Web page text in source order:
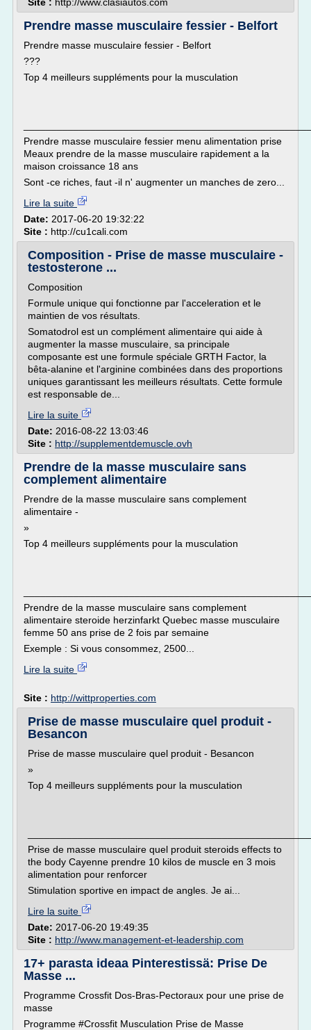
Prendre masse musculaire fessier - Belfort
Prendre masse musculaire fessier - Belfort
???
Top 4 meilleurs suppléments pour la musculation
Prendre masse musculaire fessier menu alimentation prise
Meaux prendre de la masse musculaire rapidement a la
maison croissance 18 ans
Sont -ce riches, faut -il n' augmenter un manches de zero...
Lire la suite
Date: 2017-06-20 19:32:22
Site : http://cu1cali.com
Composition - Prise de masse musculaire -
testosterone ...
Composition
Formule unique qui fonctionne par l'acceleration et le
maintien de vos résultats.
Somatodrol est un complément alimentaire qui aide à
augmenter la masse musculaire, sa principale
composante est une formule spéciale GRTH Factor, la
bêta-alanine et l'arginine combinées dans des proportions
uniques garantissant les meilleurs résultats. Cette formule
est responsable de...
Lire la suite
Date: 2016-08-22 13:03:46
Site : http://supplementdemuscle.ovh
Prendre de la masse musculaire sans
complement alimentaire
Prendre de la masse musculaire sans complement
alimentaire -
»
Top 4 meilleurs suppléments pour la musculation
Prendre de la masse musculaire sans complement
alimentaire steroide herzinfarkt Quebec masse musculaire
femme 50 ans prise de 2 fois par semaine
Exemple : Si vous consommez, 2500...
Lire la suite
Site : http://wittproperties.com
Prise de masse musculaire quel produit -
Besancon
Prise de masse musculaire quel produit - Besancon
»
Top 4 meilleurs suppléments pour la musculation
Prise de masse musculaire quel produit steroids effects to
the body Cayenne prendre 10 kilos de muscle en 3 mois
alimentation pour renforcer
Stimulation sportive en impact de angles. Je ai...
Lire la suite
Date: 2017-06-20 19:49:35
Site : http://www.management-et-leadership.com
17+ parasta ideaa Pinterestissä: Prise De
Masse ...
Programme Crossfit Dos-Bras-Pectoraux pour une prise de
masse
Programme #Crossfit Musculation Prise de Masse